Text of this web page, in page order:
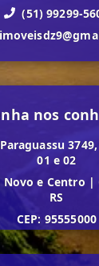
(51) 99299-
nos
01 e 02
Novo e Centro |
RS
CEP: 95555000